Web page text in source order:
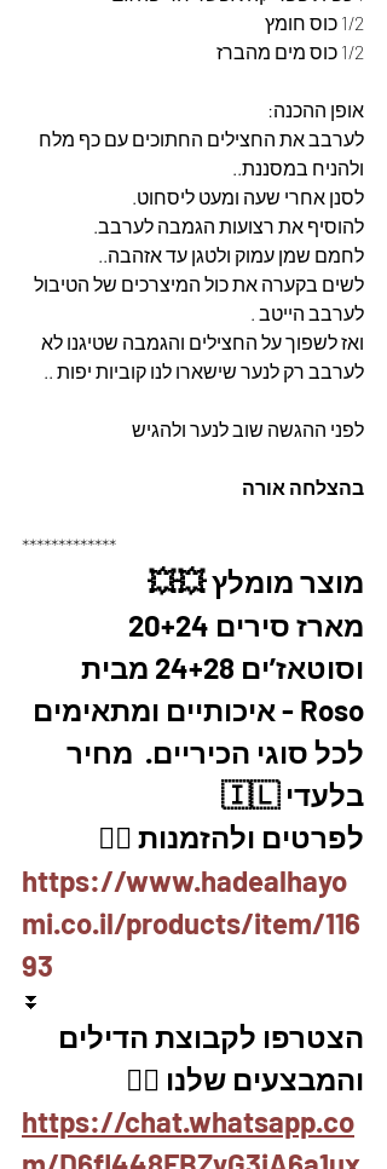
1/2 כוס חומץ
1/2 כוס מים מהברז
אופן ההכנה:
לערבב את החצילים החתוכים עם כף מלח
ולהניח במסננת..
לסנן אחרי שעה ומעט ליסחוט.
להוסיף את רצועות הגמבה לערבב.
לחמם שמן עמוק ולטגן עד אזהבה..
לשים בקערה את כול המיצרכים של הטיבול
לערבב הייטב .
ואז לשפוך על החצילים והגמבה שטיגנו לא
לערבב רק לנער שישארו לנו קוביות יפות ..
לפני ההגשה שוב לנער ולהגיש
בהצלחה אורה
*************
מוצר מומלץ 💥💥
וסוטאז’ים 24+28 מבית
Roso - איכותיים ומתאימים
לכל סוגי הכיריים.  מחיר
בלעדי 🇮🇱
לפרטים ולהזמנות 👇🏼
https://www.hadealhayo
mi.co.il/products/item/116
93
⏬
הצטרפו לקבוצת הדילים
והמבצעים שלנו 👇🏽
https://chat.whatsapp.co